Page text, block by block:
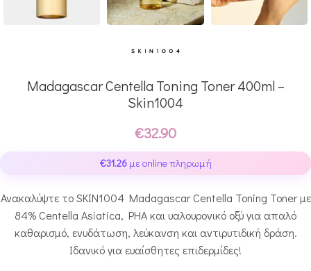
Madagascar Centella Toning Toner 400ml –
Skin1004
€32.90
€31.26με online πληρωμή
Ανακαλύψτε το SKIN1004 Madagascar Centella Toning Toner με
84% Centella Asiatica, PHA και υαλουρονικό οξύ για απαλό
καθαρισμό, ενυδάτωση, λεύκανση και αντιρυτιδική δράση.
Ιδανικό για ευαίσθητες επιδερμίδες!